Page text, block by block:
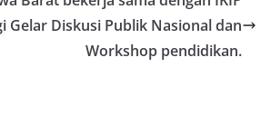
Gelar Diskusi Publik Nasional dan
Workshop pendidikan.